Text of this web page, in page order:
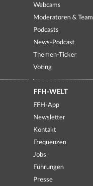
Webcams
Moderatoren & Team
Podcasts
News-Podcast
Themen-Ticker
Voting
FFH-WELT
FFH-App
Newsletter
Kontakt
Frequenzen
Jobs
Führungen
Presse